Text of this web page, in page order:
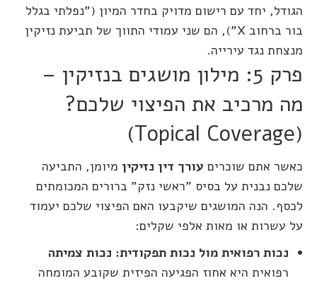
הגודל, יחד עם רישום מדויק בחדר המיון ("נפלתי בגלל
בור ברחוב X"), הם שני עמודי התווך של תביעת נזיקין
מנצחת נגד עירייה.
פרק 5: מילון מושגים בנזיקין –
מה מרכיב את הפיצוי שלכם?
(Topical Coverage)
כאשר אתם שוכרים עורך דין נזיקין מיומן, התביעה
שלכם נבנית על בסיס "ראשי נזק" ברורים המכומתים
לכסף. הנה המושגים שיקבעו האם הפיצוי שלכם יעמוד
על עשרות או מאות אלפי שקלים:
נכות רפואית מול נכות תפקודית: נכות צמיתה
רפואית היא אחוז הפגיעה הפיזית שקובע המומחה